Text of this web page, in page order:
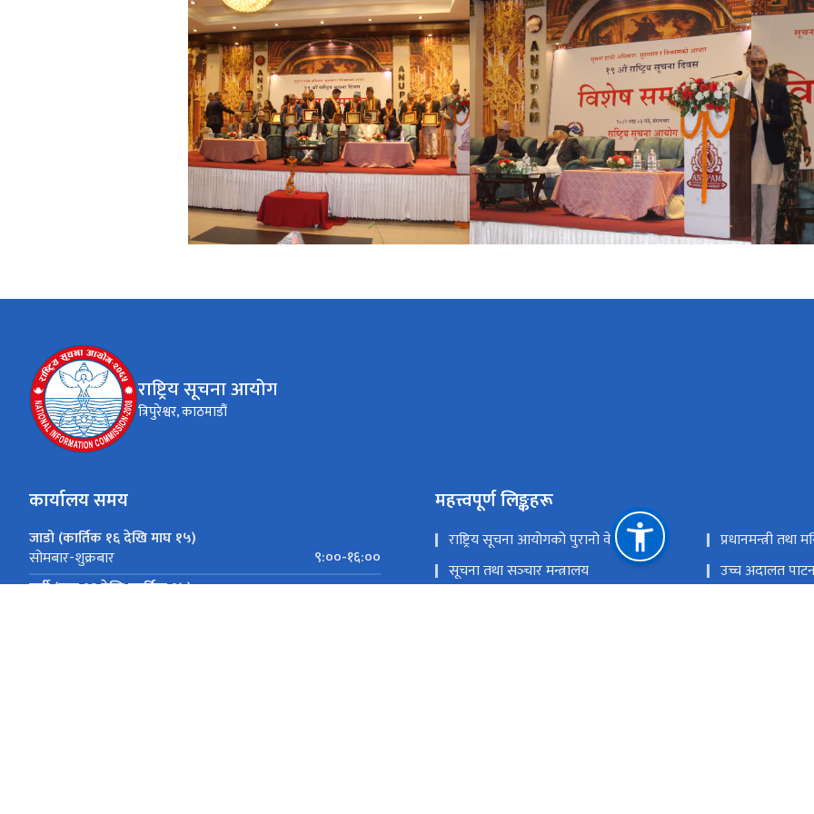
राष्ट्रिय सूचना आयोग
त्रिपुरेश्वर, काठमाडौं
कार्यालय समय
जाडो (कार्तिक १६ देखि माघ १५)
सोमबार-शुक्रबार
९:००-१६:००
गर्मी (माघ १६ देखि कार्तिक १५)
महत्त्वपूर्ण लिङ्कहरू
राष्ट्रिय सूचना आयोगको पुरानो वेवसाइट
प्रधानमन्त्री तथा
सूचना तथा सञ्‍चार मन्त्रालय
उच्च अदालत